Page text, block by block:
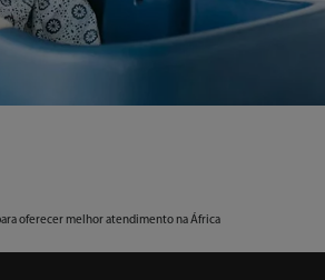
oferecer melhor atendimento na África